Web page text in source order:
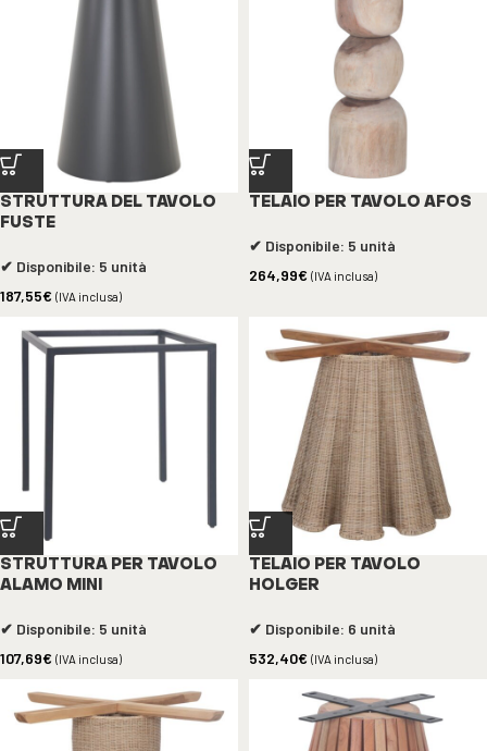
STRUTTURA DEL TAVOLO
FUSTE
✔ Disponibile: 5 unità
187,55€ (IVA inclusa)
TELAIO PER TAVOLO AFOS
✔ Disponibile: 5 unità
264,99€ (IVA inclusa)
STRUTTURA PER TAVOLO
ALAMO MINI
✔ Disponibile: 5 unità
107,69€ (IVA inclusa)
TELAIO PER TAVOLO
HOLGER
✔ Disponibile: 6 unità
532,40€ (IVA inclusa)